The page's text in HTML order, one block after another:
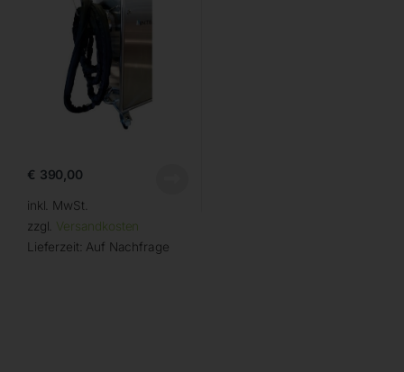
€ 390,00
inkl. MwSt.
zzgl. Versandkosten
Lieferzeit: Auf Nachfrage